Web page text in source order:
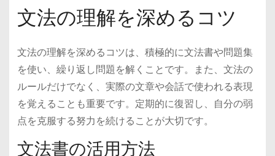
文法の理解を深めるコツ
文法の理解を深めるコツは、積極的に文法書や問題集
を使い、繰り返し問題を解くことです。また、文法の
ルールだけでなく、実際の文章や会話で使われる表現
を覚えることも重要です。定期的に復習し、自分の弱
点を克服する努力を続けることが大切です。
文法書の活用方法